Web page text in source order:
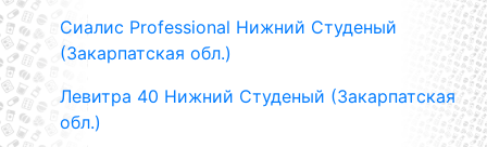
Сиалис Professional Нижний Студеный
(Закарпатская обл.)
Левитра 40 Нижний Студеный (Закарпатская
обл.)